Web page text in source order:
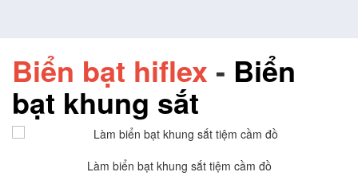
Biển bạt hiflex - Biển
bạt khung sắt
Làm biển bạt khung sắt tiệm cầm đồ